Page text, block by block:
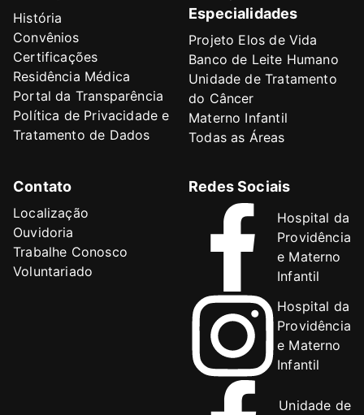
História
Convênios
Certificações
Residência Médica
Portal da Transparência
Política de Privacidade e
Tratamento de Dados
Especialidades
Projeto Elos de Vida
Banco de Leite Humano
Unidade de Tratamento
do Câncer
Materno Infantil
Todas as Áreas
Contato
Localização
Ouvidoria
Trabalhe Conosco
Voluntariado
Redes Sociais
Hospital da
Providência
e Materno
Infantil
Hospital da
Providência
e Materno
Infantil
Unidade de